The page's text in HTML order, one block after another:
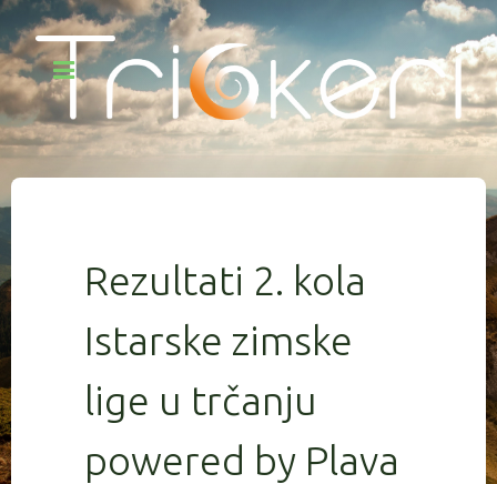
Rezultati 2. kola
Istarske zimske
lige u trčanju
powered by Plava